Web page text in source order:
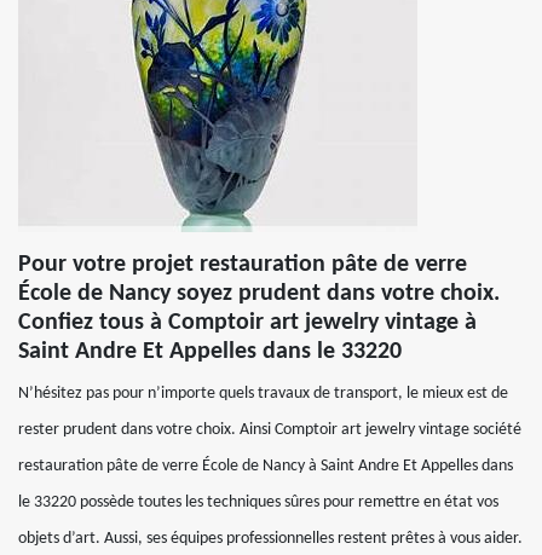
Pour votre projet restauration pâte de verre
École de Nancy soyez prudent dans votre choix.
Confiez tous à Comptoir art jewelry vintage à
Saint Andre Et Appelles dans le 33220
N’hésitez pas pour n’importe quels travaux de transport, le mieux est de
rester prudent dans votre choix. Ainsi Comptoir art jewelry vintage société
restauration pâte de verre École de Nancy à Saint Andre Et Appelles dans
le 33220 possède toutes les techniques sûres pour remettre en état vos
objets d’art. Aussi, ses équipes professionnelles restent prêtes à vous aider.